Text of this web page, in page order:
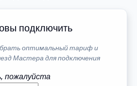
подключить
оптимальный тариф и
Мастера для подключения
пожалуйста